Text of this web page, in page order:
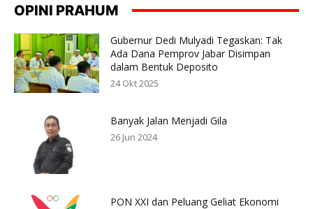
OPINI PRAHUM
Gubernur Dedi Mulyadi Tegaskan: Tak
Ada Dana Pemprov Jabar Disimpan
dalam Bentuk Deposito
24 Okt 2025
Banyak Jalan Menjadi Gila
26 Jun 2024
PON XXI dan Peluang Geliat Ekonomi